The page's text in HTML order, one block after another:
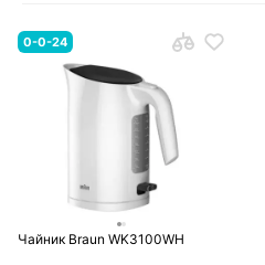
0-0-24
Чайник Braun WK3100WH